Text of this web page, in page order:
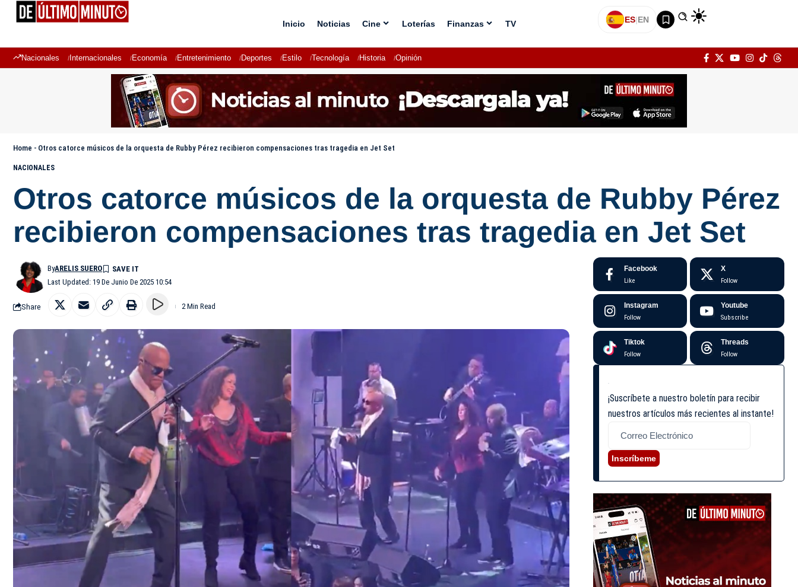
Inicio Noticias Cine Loterías Finanzas TV ES|EN
Nacionales Internacionales Economía Entretenimiento Deportes Estilo Tecnología Historia Opinión
Home - Otros catorce músicos de la orquesta de Rubby Pérez recibieron compensaciones tras tragedia en Jet Set
NACIONALES
Otros catorce músicos de la orquesta de Rubby Pérez
recibieron compensaciones tras tragedia en Jet Set
Last Updated: 19 De Junio De 2025 10:54
ByARELIS SUERO
Share 2 Min Read
Facebook
Like
X
Follow
Instagram
Follow
Youtube
Subscribe
Tiktok
Follow
Threads
Follow
¡Suscríbete a nuestro boletín para recibir
nuestros artículos más recientes al instante!
Inscríbeme